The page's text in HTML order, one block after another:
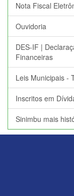
Nota Fiscal
Ouvidoria
DES-IF |
Financeiras
Leis Municipais -
Inscritos em
Sinimbu mais